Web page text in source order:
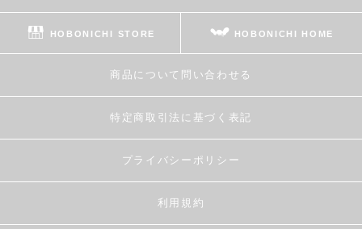
HOBONICHI STORE HOBONICHI HOME
商品について問い合わせる
特定商取引法に基づく表記
プライバシーポリシー
利用規約